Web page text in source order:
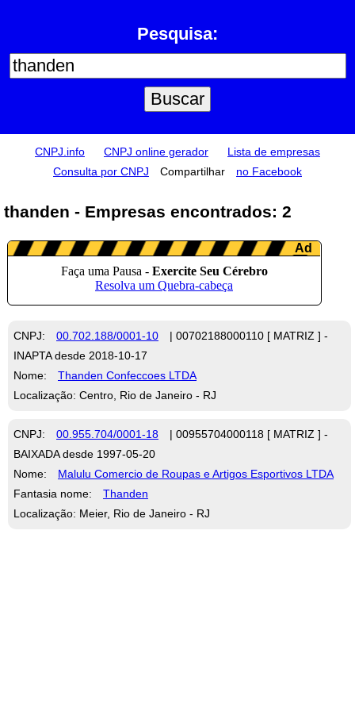
Pesquisa:
CNPJ.info CNPJ online gerador
Lista de empresas
Consulta por CNPJ
Compartilhar no Facebook
thanden - Empresas encontrados: 2
CNPJ: 00.702.188/0001-10
| 00702188000110 [ MATRIZ ] -
INAPTA desde 2018-10-17
Nome:
Thanden Confeccoes LTDA
Localização: Centro, Rio de Janeiro - RJ
CNPJ: 00.955.704/0001-18
| 00955704000118 [ MATRIZ ] -
BAIXADA desde 1997-05-20
Nome:
Malulu Comercio de Roupas e Artigos Esportivos LTDA
Fantasia nome:
Thanden
Localização: Meier, Rio de Janeiro - RJ